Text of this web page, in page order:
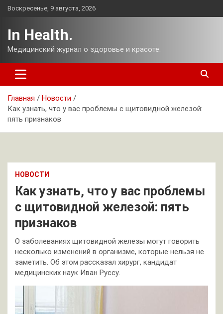
Перейти
Воскресенье, 9 августа, 2026
In Health.
Медицинский журнал о здоровье и красоте.
Главная
Новости
Как узнать, что у вас проблемы с щитовидной железой:
пять признаков
НОВОСТИ
Как узнать, что у вас проблемы
с щитовидной железой: пять
признаков
О заболеваниях щитовидной железы могут говорить
несколько изменений в организме, которые нельзя не
заметить. Об этом рассказал хирург, кандидат
медицинских наук Иван Руссу.